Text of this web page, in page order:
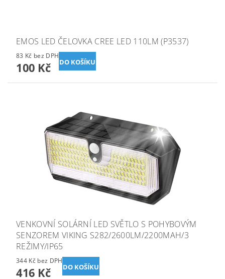
EMOS LED ČELOVKA CREE LED 110LM (P3537)
83 Kč bez DPH
100 Kč
VENKOVNÍ SOLÁRNÍ LED SVĚTLO S POHYBOVÝM
SENZOREM VIKING S282/2600LM/2200MAH/3
REŽIMY/IP65
344 Kč bez DPH
416 Kč